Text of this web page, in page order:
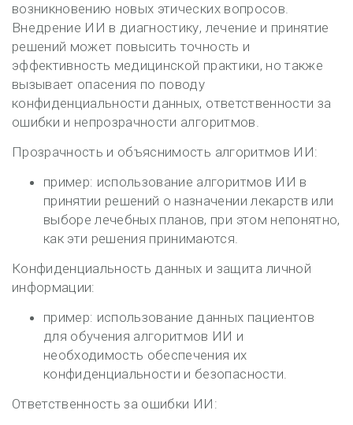
возникновению новых этических вопросов.
Внедрение ИИ в диагностику, лечение и принятие
решений может повысить точность и
эффективность медицинской практики, но также
вызывает опасения по поводу
конфиденциальности данных, ответственности за
ошибки и непрозрачности алгоритмов.
Прозрачность и объяснимость алгоритмов ИИ:
пример: использование алгоритмов ИИ в
принятии решений о назначении лекарств или
выборе лечебных планов, при этом непонятно,
как эти решения принимаются.
Конфиденциальность данных и защита личной
информации:
пример: использование данных пациентов
для обучения алгоритмов ИИ и
необходимость обеспечения их
конфиденциальности и безопасности.
Ответственность за ошибки ИИ: